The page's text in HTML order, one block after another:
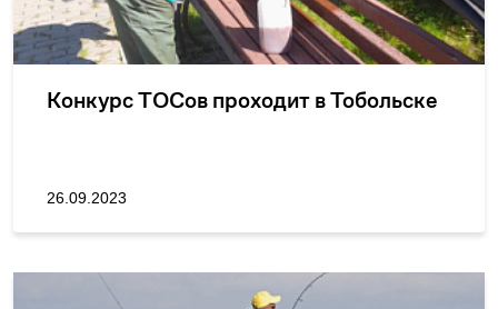
Конкурс ТОСов проходит в Тобольске
26.09.2023